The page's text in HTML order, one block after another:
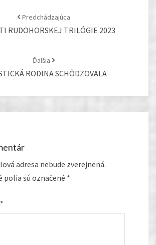
Predchádzajúca
RUDOHORSKEJ TRILÓGIE 2023
Ďalšia
RODINA SCHÔDZOVALA
adresa nebude zverejnená.
polia sú označené *
*